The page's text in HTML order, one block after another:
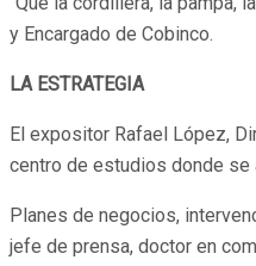
y Encargado de Cobinco.
LA ESTRATEGIA
El expositor Rafael López,
centro de estudios donde se
Planes de negocios,
jefe de prensa, doctor en